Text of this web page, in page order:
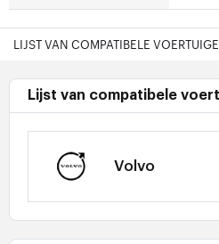
LIJST VAN COMPATIBELE
Lijst van compatibele
Volvo